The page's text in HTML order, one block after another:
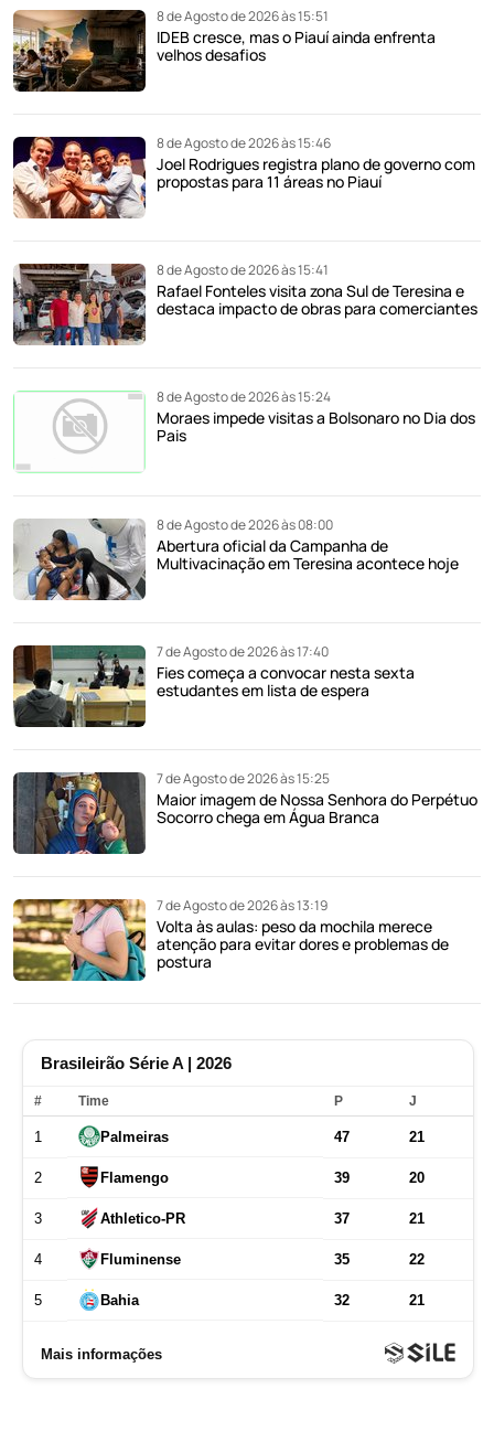
8 de Agosto de 2026 às 15:51
IDEB cresce, mas o Piauí ainda enfrenta
velhos desafios
8 de Agosto de 2026 às 15:46
Joel Rodrigues registra plano de governo com
propostas para 11 áreas no Piauí
8 de Agosto de 2026 às 15:41
Rafael Fonteles visita zona Sul de Teresina e
destaca impacto de obras para comerciantes
8 de Agosto de 2026 às 15:24
Moraes impede visitas a Bolsonaro no Dia dos
Pais
8 de Agosto de 2026 às 08:00
Abertura oficial da Campanha de
Multivacinação em Teresina acontece hoje
7 de Agosto de 2026 às 17:40
Fies começa a convocar nesta sexta
estudantes em lista de espera
7 de Agosto de 2026 às 15:25
Maior imagem de Nossa Senhora do Perpétuo
Socorro chega em Água Branca
7 de Agosto de 2026 às 13:19
Volta às aulas: peso da mochila merece
atenção para evitar dores e problemas de
postura